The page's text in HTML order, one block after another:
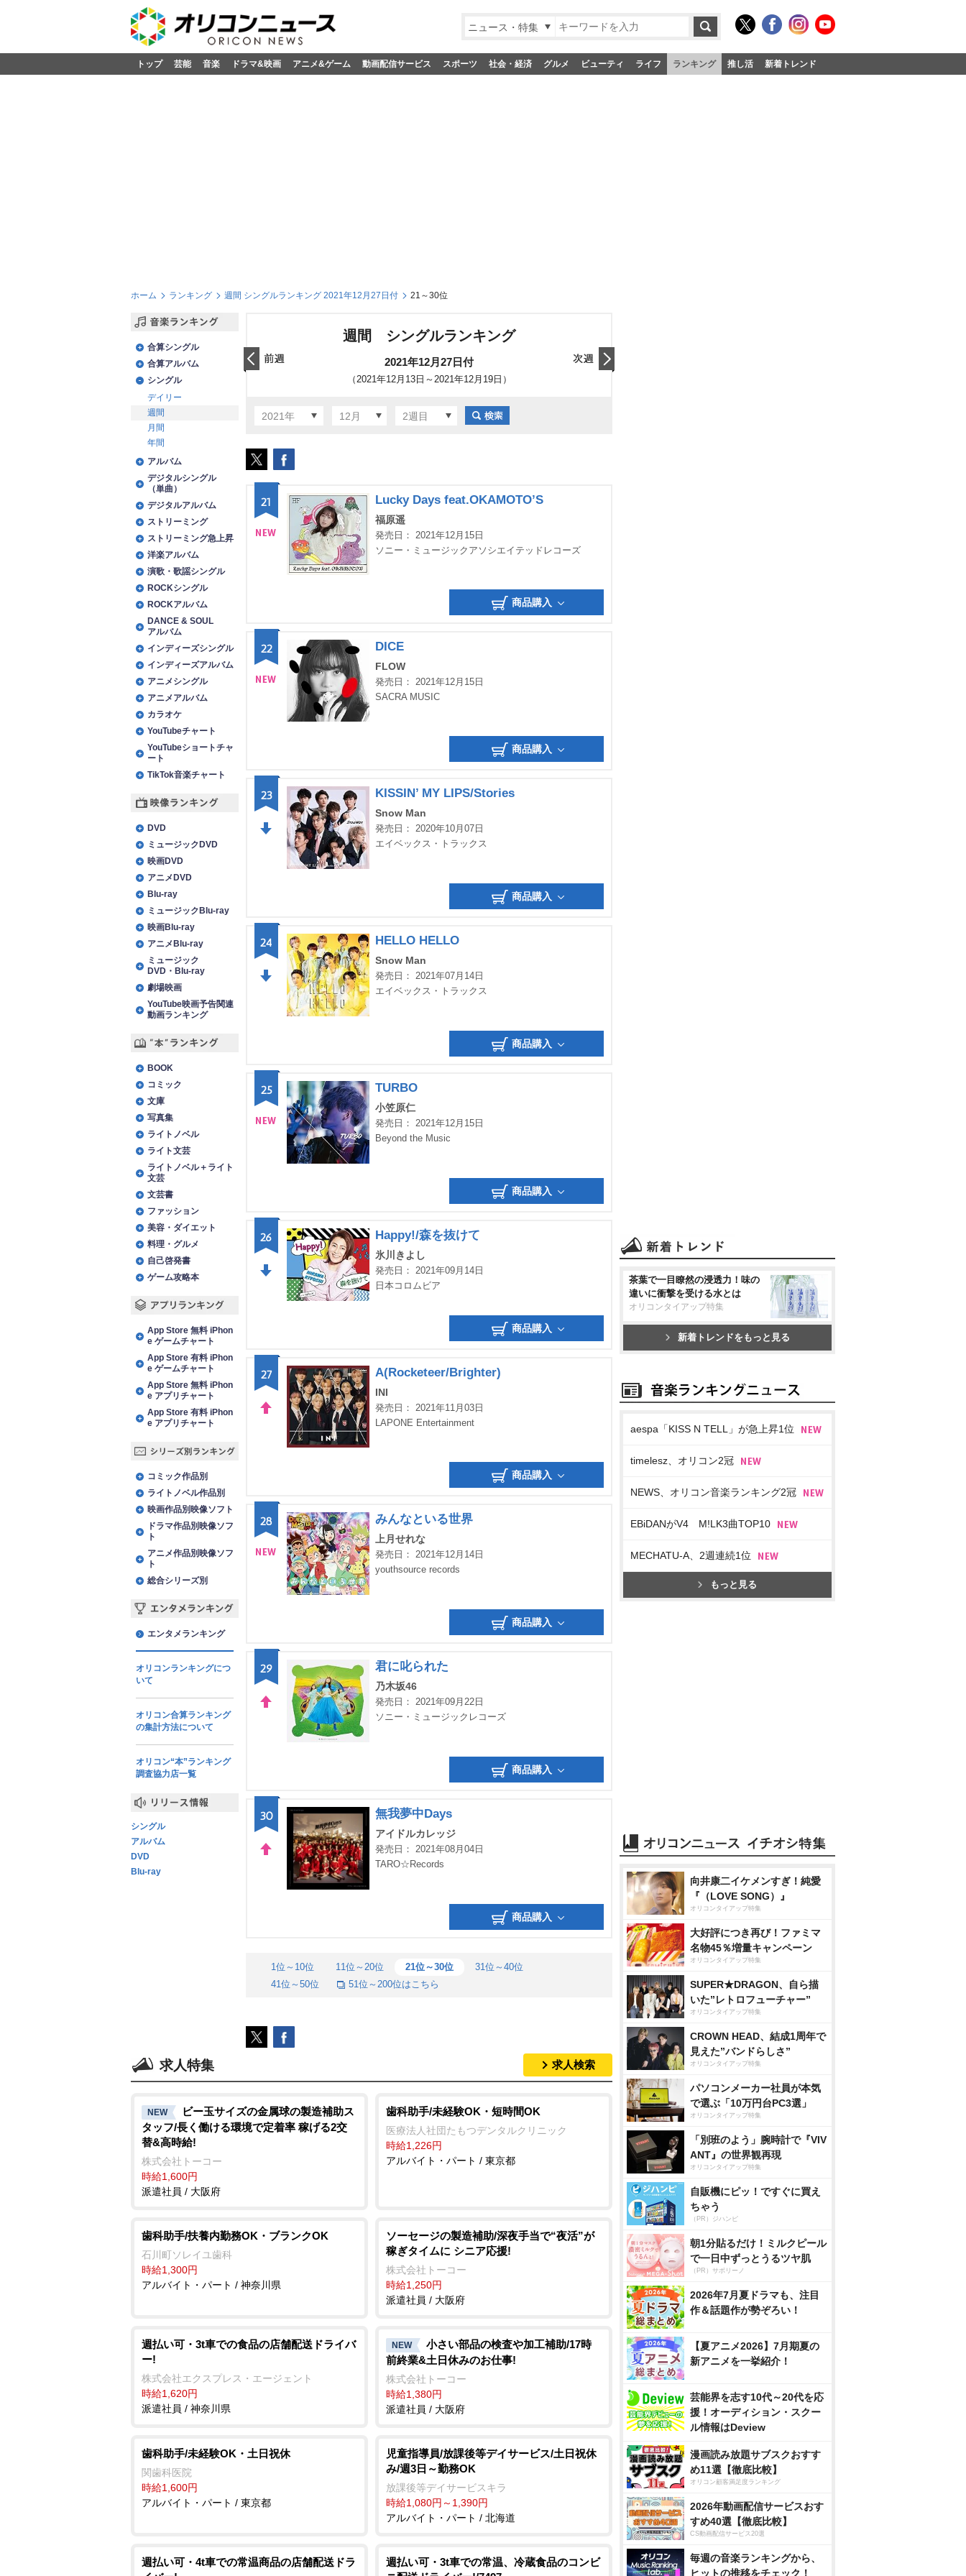
ニュース・特集
トップ 芸能 音楽 ドラマ&映画 アニメ&ゲーム 動画配信サービス スポーツ 社会・経済 グルメ ビューティ ライフ ランキング 推し活 新着トレンド
ホーム ランキング 週間 シングルランキング 2021年12月27日付 21～30位
週間 シングルランキング
2021年12月27日付
（2021年12月13日～2021年12月19日）
2021年 12月 2週目
21 Lucky Days feat.OKAMOTO’S
福原遥
発売日： 2021年12月15日
ソニー・ミュージックアソシエイテッドレコーズ
商品購入
22 DICE
FLOW
発売日： 2021年12月15日
SACRA MUSIC
商品購入
23 KISSIN’ MY LIPS/Stories
Snow Man
発売日： 2020年10月07日
エイベックス・トラックス
商品購入
24 HELLO HELLO
Snow Man
発売日： 2021年07月14日
エイベックス・トラックス
商品購入
25 TURBO
小笠原仁
発売日： 2021年12月15日
Beyond the Music
商品購入
26 Happy!/森を抜けて
氷川きよし
発売日： 2021年09月14日
日本コロムビア
商品購入
27 A(Rocketeer/Brighter)
INI
発売日： 2021年11月03日
LAPONE Entertainment
商品購入
28 みんなといる世界
上月せれな
発売日： 2021年12月14日
youthsource records
商品購入
29 君に叱られた
乃木坂46
発売日： 2021年09月22日
ソニー・ミュージックレコーズ
商品購入
30 無我夢中Days
アイドルカレッジ
発売日： 2021年08月04日
TARO☆Records
商品購入
1位～10位 11位～20位 21位～30位
31位～40位
41位～50位
51位～200位はこちら
合算シングル
合算アルバム
シングル
デイリー
週間
月間
年間
アルバム
デジタルシングル
（単曲）
デジタルアルバム
ストリーミング
ストリーミング急上昇
洋楽アルバム
演歌・歌謡シングル
ROCKシングル
ROCKアルバム
DANCE & SOUL
アルバム
インディーズシングル
インディーズアルバム
アニメシングル
アニメアルバム
カラオケ
YouTubeチャート
YouTubeショートチャ
ート
TikTok音楽チャート
DVD
ミュージックDVD
映画DVD
アニメDVD
Blu-ray
ミュージックBlu-ray
映画Blu-ray
アニメBlu-ray
ミュージック
DVD・Blu-ray
劇場映画
YouTube映画予告関連
動画ランキング
BOOK
コミック
文庫
写真集
ライトノベル
ライト文芸
ライトノベル＋ライト
文芸
文芸書
ファッション
美容・ダイエット
料理・グルメ
自己啓発書
ゲーム攻略本
App Store 無料 iPhon
e ゲームチャート
App Store 有料 iPhon
e ゲームチャート
App Store 無料 iPhon
e アプリチャート
App Store 有料 iPhon
e アプリチャート
コミック作品別
ライトノベル作品別
映画作品別映像ソフト
ドラマ作品別映像ソフ
ト
アニメ作品別映像ソフ
ト
総合シリーズ別
エンタメランキング
オリコンランキングにつ
いて
オリコン合算ランキング
の集計方法について
オリコン“本”ランキング
調査協力店一覧
シングル
アルバム
DVD
Blu-ray
求人特集 求人検索
NEW
ビー玉サイズの金属球の製造補助ス
タッフ/長く働ける環境で定着率 稼げる2交
替&高時給!
株式会社トーコー
時給1,600円
派遣社員 / 大阪府
歯科助手/未経験OK・短時間OK
医療法人社団たもつデンタルクリニック
時給1,226円
アルバイト・パート / 東京都
歯科助手/扶養内勤務OK・ブランクOK
石川町ソレイユ歯科
時給1,300円
アルバイト・パート / 神奈川県
ソーセージの製造補助/深夜手当で“夜活”が
稼ぎタイムに シニア応援!
株式会社トーコー
時給1,250円
派遣社員 / 大阪府
週払い可・3t車での食品の店舗配送ドライバ
ー!
株式会社エクスプレス・エージェント
時給1,620円
派遣社員 / 神奈川県
NEW
小さい部品の検査や加工補助/17時
前終業&土日休みのお仕事!
株式会社トーコー
時給1,380円
派遣社員 / 大阪府
歯科助手/未経験OK・土日祝休
関歯科医院
時給1,600円
アルバイト・パート / 東京都
児童指導員/放課後等デイサービス/土日祝休
み/週3日～勤務OK
放課後等デイサービスキラ
時給1,080円～1,390円
アルバイト・パート / 北海道
週払い可・4t車での常温商品の店舗配送ドラ
週払い可・3t車での常温、冷蔵食品のコンビ
茶葉で一目瞭然の浸透力！味の
違いに衝撃を受ける水とは
オリコンタイアップ特集
新着トレンドをもっと見る
aespa「KISS N TELL」が急上昇1位
timelesz、オリコン2冠
NEWS、オリコン音楽ランキング2冠
EBiDANがV4 M!LK3曲TOP10
MECHATU-A、2週連続1位
もっと見る
向井康二イケメンすぎ！純愛
『（LOVE SONG）』
オリコンタイアップ特集
大好評につき再び！ファミマ
名物45％増量キャンペーン
オリコンタイアップ特集
SUPER★DRAGON、自ら描
いた”レトロフューチャー”
オリコンタイアップ特集
CROWN HEAD、結成1周年で
見えた”バンドらしさ”
オリコンタイアップ特集
パソコンメーカー社員が本気
で選ぶ「10万円台PC3選」
オリコンタイアップ特集
「別班のよう」腕時計で『VIV
ANT』の世界観再現
オリコンタイアップ特集
自販機にピッ！ですぐに買え
ちゃう
（PR）ジハンピ
朝1分貼るだけ！ミルクピール
で一日中ずっとうるツヤ肌
（PR）サボリーノ
2026年7月夏ドラマも、注目
作＆話題作が勢ぞろい！
【夏アニメ2026】7月期夏の
新アニメを一挙紹介！
芸能界を志す10代～20代を応
援！オーディション・スクー
ル情報はDeview
漫画読み放題サブスクおすす
め11選【徹底比較】
オリコン顧客満足度ランキング
2026年動画配信サービスおす
すめ40選【徹底比較】
CS動画配信サービス20選
毎週の音楽ランキングから、
ヒットの推移をチェック！